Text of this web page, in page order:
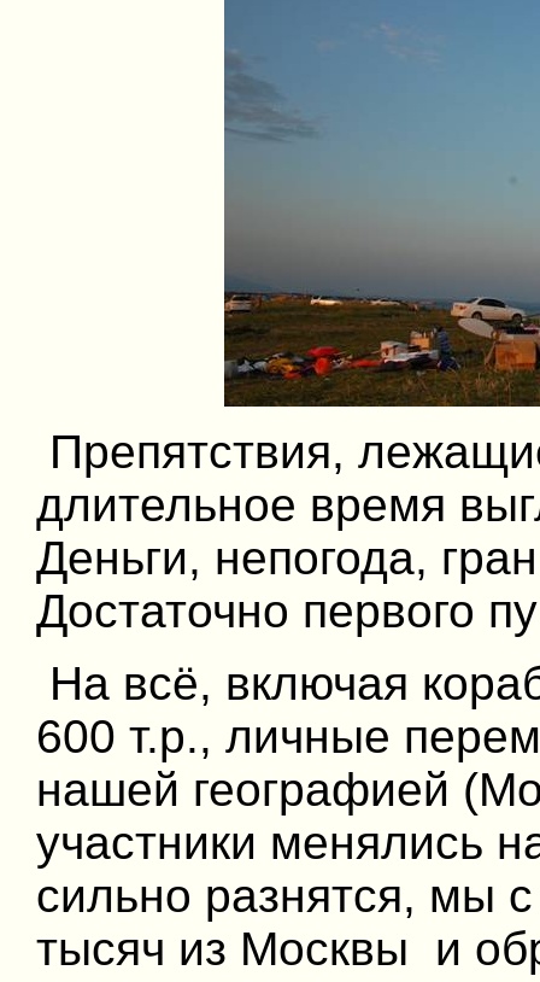
Препятствия,
длительное время
Деньги, непогода,
Достаточно первого
На всё, включая
600 т.р., личные
нашей географией
участники менялись
сильно разнятся, мы
тысяч из Москвы и